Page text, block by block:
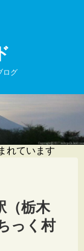
ログ
れています
（栃木
っく村